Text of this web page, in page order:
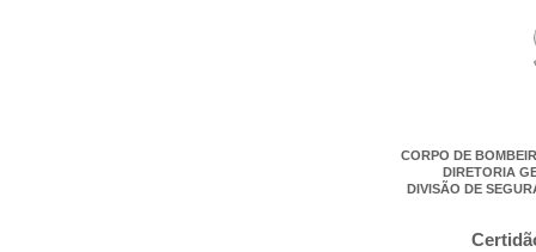
CORPO DE
DIRETORIA
DIVISÃO DE